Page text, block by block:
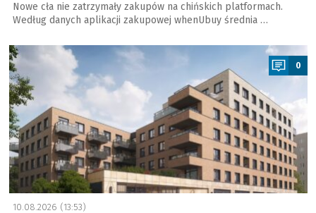
Nowe cła nie zatrzymały zakupów na chińskich platformach.
Według danych aplikacji zakupowej whenUbuy średnia …
a
0
10.08.2026 (13:53)